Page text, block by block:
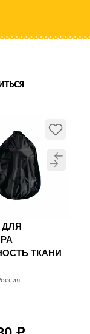
ДЛЯ
ТКАНИ